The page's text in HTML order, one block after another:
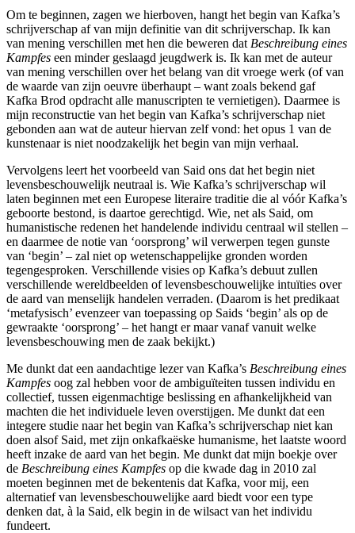
Om te beginnen, zagen we hierboven, hangt het begin van Kafka’s
schrijverschap af van mijn definitie van dit schrijverschap. Ik kan
van mening verschillen met hen die beweren dat Beschreibung eines
Kampfes een minder geslaagd jeugdwerk is. Ik kan met de auteur
van mening verschillen over het belang van dit vroege werk (of van
de waarde van zijn oeuvre überhaupt – want zoals bekend gaf
Kafka Brod opdracht alle manuscripten te vernietigen). Daarmee is
mijn reconstructie van het begin van Kafka’s schrijverschap niet
gebonden aan wat de auteur hiervan zelf vond: het opus 1 van de
kunstenaar is niet noodzakelijk het begin van mijn verhaal.
Vervolgens leert het voorbeeld van Said ons dat het begin niet
levensbeschouwelijk neutraal is. Wie Kafka’s schrijverschap wil
laten beginnen met een Europese literaire traditie die al vóór Kafka’s
geboorte bestond, is daartoe gerechtigd. Wie, net als Said, om
humanistische redenen het handelende individu centraal wil stellen –
en daarmee de notie van ‘oorsprong’ wil verwerpen tegen gunste
van ‘begin’ – zal niet op wetenschappelijke gronden worden
tegengesproken. Verschillende visies op Kafka’s debuut zullen
verschillende wereldbeelden of levensbeschouwelijke intuïties over
de aard van menselijk handelen verraden. (Daarom is het predikaat
‘metafysisch’ evenzeer van toepassing op Saids ‘begin’ als op de
gewraakte ‘oorsprong’ – het hangt er maar vanaf vanuit welke
levensbeschouwing men de zaak bekijkt.)
Me dunkt dat een aandachtige lezer van Kafka’s Beschreibung eines
Kampfes oog zal hebben voor de ambiguïteiten tussen individu en
collectief, tussen eigenmachtige beslissing en afhankelijkheid van
machten die het individuele leven overstijgen. Me dunkt dat een
integere studie naar het begin van Kafka’s schrijverschap niet kan
doen alsof Said, met zijn onkafkaëske humanisme, het laatste woord
heeft inzake de aard van het begin. Me dunkt dat mijn boekje over
de Beschreibung eines Kampfes op die kwade dag in 2010 zal
moeten beginnen met de bekentenis dat Kafka, voor mij, een
alternatief van levensbeschouwelijke aard biedt voor een type
denken dat, à la Said, elk begin in de wilsact van het individu
fundeert.